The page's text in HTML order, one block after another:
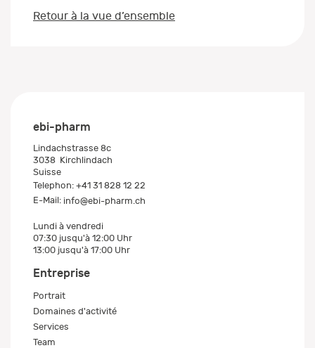
Retour à la vue d’ensemble
ebi-pharm
Lindachstrasse 8c
3038 Kirchlindach
Suisse
Telephon: +41 31 828 12 22
E-Mail: info@ebi-pharm.ch
Lundi à vendredi
07:30 jusqu'à 12:00 Uhr
13:00 jusqu'à 17:00 Uhr
Entreprise
Portrait
Domaines d'activité
Services
Team